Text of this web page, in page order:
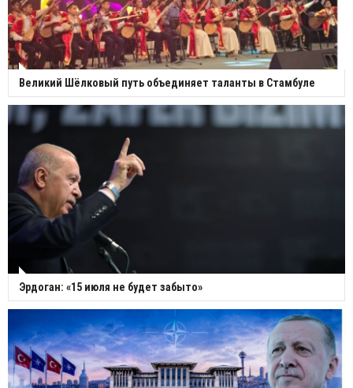
Великий Шёлковый путь объединяет таланты в Стамбуле
Эрдоган: «15 июля не будет забыто»